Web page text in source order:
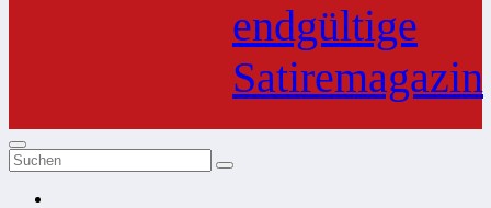
endgültige
Satiremagazin